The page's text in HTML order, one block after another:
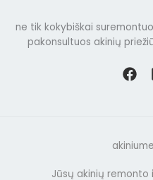
ne tik kokybiškai
pakonsultuos akinių
Jūsų akinių